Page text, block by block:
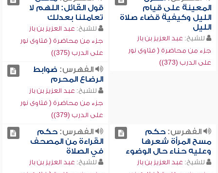
المعينة على قيام
الليل وكيفية قضاء صلاة
الليل
للشيخ: عبد العزيز بن باز
جزء من محاضرة ( فتاوى نور
على الدرب (373))
قول القائل: اللهم لا
تعاملنا بعدلك
للشيخ: عبد العزيز بن باز
جزء من محاضرة ( فتاوى نور
على الدرب (375))
الفهرس: ضوابط
الرضاع المحرم
للشيخ: عبد العزيز بن باز
جزء من محاضرة ( فتاوى نور
على الدرب (379))
الفهرس:حكم
مسح المرأة شعرها
وعليه حناء حال الوضوء
للشيخ: عبد العزيز بن باز
الفهرس:حكم
القراءة من المصحف
في الصلاة
للشيخ: عبد العزيز بن باز